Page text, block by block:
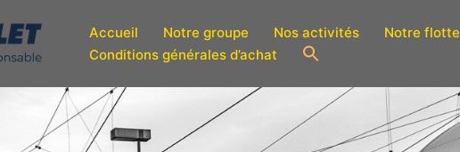
Accueil Notre groupe Nos activités Notre flotte
Conditions générales d’achat